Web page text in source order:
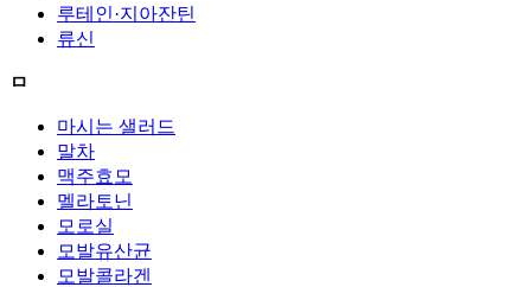
루테인·지아잔틴
류신
ㅁ
마시는 샐러드
말차
맥주효모
멜라토닌
모로실
모발유산균
모발콜라겐